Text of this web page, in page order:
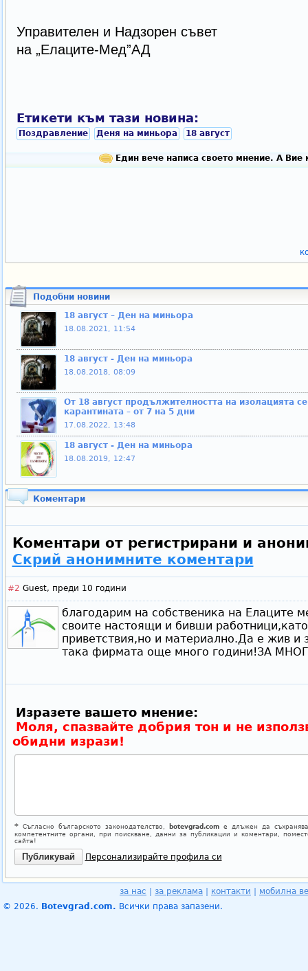
Управителен и Надзорен съвет
на „Елаците-Мед”АД
Етикети към тази новина:
Поздравление Деня на миньора 18 август
Един вече написа своето мнение. А Вие
Подобни новини
18 август – Ден на миньора
18.08.2021, 11:54
18 август - Ден на миньора
18.08.2018, 08:09
От 18 август продължителността на изолацията
карантината – от 7 на 5 дни
17.08.2022, 13:48
18 август - Ден на миньора
18.08.2019, 12:47
Коментари
Коментари от регистрирани и
Скрий анонимните коментари
#2 Guest, преди 10 години
благодарим на собственика на Елаците
своите настоящи и бивши
приветствия,но и материално.Да е жив и
така фирмата още много години!ЗА
Изразете вашето мнение:
Моля, спазвайте добрия тон и не
обидни изрази!
*Съгласно българското законодателство, botevgrad.comе длъжен да
компетентните органи, при поискване, данни за публикации и коментари,
сайта!
Персонализирайте профила си
за нас за реклама контакти
мобилна
© 2026. Botevgrad.com. Всички права запазени.